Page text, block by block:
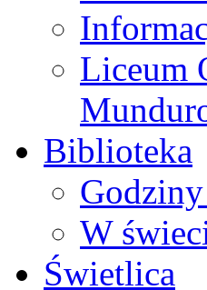
Liceum
Biblioteka
W
Świetlica